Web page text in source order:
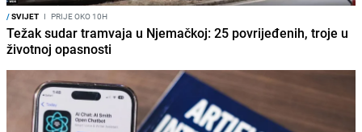
/SVIJET I PRIJE OKO 10H
Težak sudar tramvaja u Njemačkoj: 25 povrijeđenih, troje u
životnoj opasnosti